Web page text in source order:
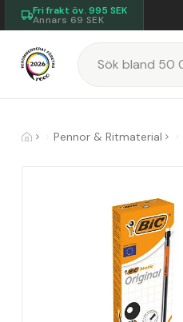
Fri frakt öv. 995 SEK
Annars 69 SEK
Pennor & Ritmaterial